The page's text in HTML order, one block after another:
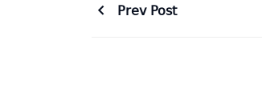
Prev Post